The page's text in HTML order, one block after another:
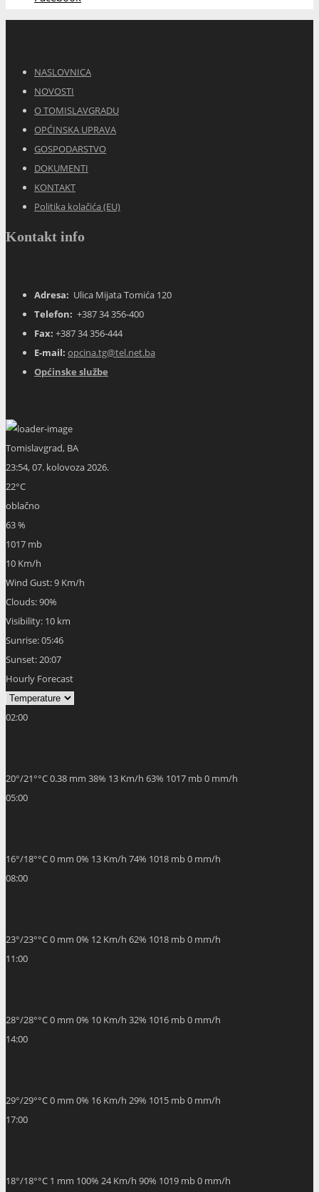
NASLOVNICA
NOVOSTI
O TOMISLAVGRADU
OPĆINSKA UPRAVA
GOSPODARSTVO
DOKUMENTI
KONTAKT
Politika kolačića (EU)
Kontakt info
Adresa: Ulica Mijata Tomića 120
Telefon: +387 34 356-400
Fax: +387 34 356-444
E-mail: opcina.tg@tel.net.ba
Općinske službe
Tomislavgrad, BA
23:54,07. kolovoza 2026.
22°C
oblačno
63 %
1017 mb
10 Km/h
Wind Gust:9 Km/h
Clouds:90%
Visibility: 10 km
Sunrise:05:46
Sunset:20:07
Hourly Forecast
02:00
20°/21°°C0.38 mm 38% 13 Km/h 63% 1017 mb0 mm/h
05:00
16°/18°°C0 mm 0% 13 Km/h 74% 1018 mb0 mm/h
08:00
23°/23°°C0 mm 0% 12 Km/h 62% 1018 mb0 mm/h
11:00
28°/28°°C0 mm 0% 10 Km/h 32% 1016 mb0 mm/h
14:00
29°/29°°C0 mm 0% 16 Km/h 29% 1015 mb0 mm/h
17:00
18°/18°°C 1 mm 100% 24 Km/h 90% 1019 mb0 mm/h